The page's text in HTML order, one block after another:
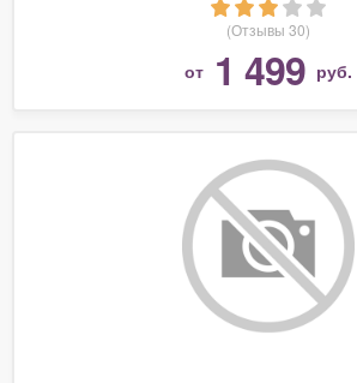
(Отзывы 30)
от 1 499 руб.